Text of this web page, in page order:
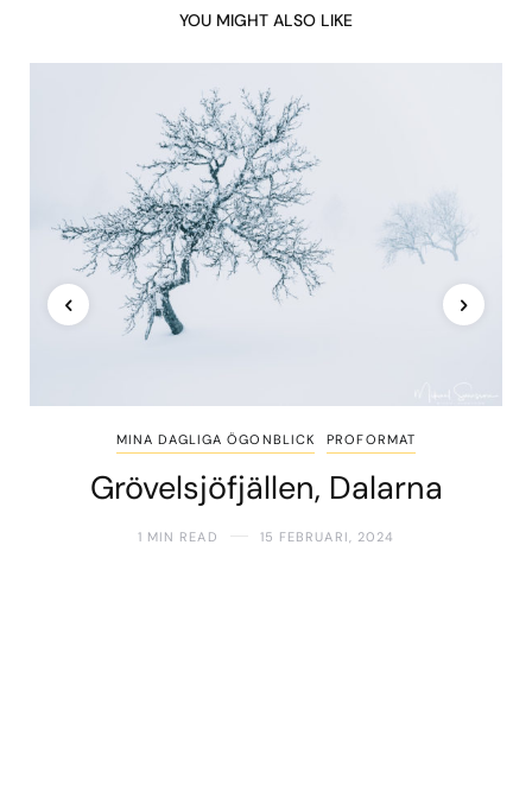
YOU MIGHT ALSO LIKE
MINA DAGLIGA ÖGONBLICK PROFORMAT
Grövelsjöfjällen, Dalarna
1 MIN READ 15 FEBRUARI, 2024